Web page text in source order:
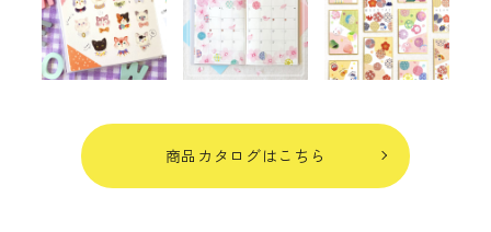
商品カタログはこちら